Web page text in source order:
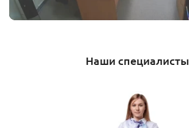
Наши специалисты